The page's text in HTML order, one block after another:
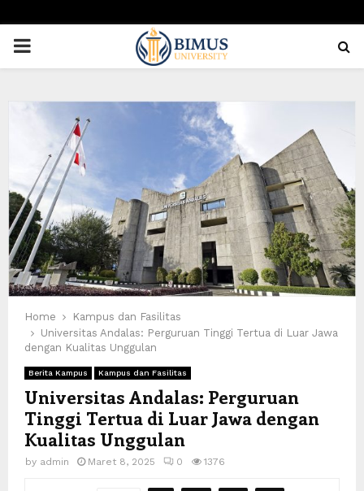
PRIMARY
Home
Kampus dan Fasilitas
Universitas Andalas: Perguruan Tinggi Tertua di Luar Jawa
dengan Kualitas Unggulan
Berita Kampus Kampus dan Fasilitas
Universitas Andalas: Perguruan
Tinggi Tertua di Luar Jawa dengan
Kualitas Unggulan
by admin Maret 8, 2025 0 1376